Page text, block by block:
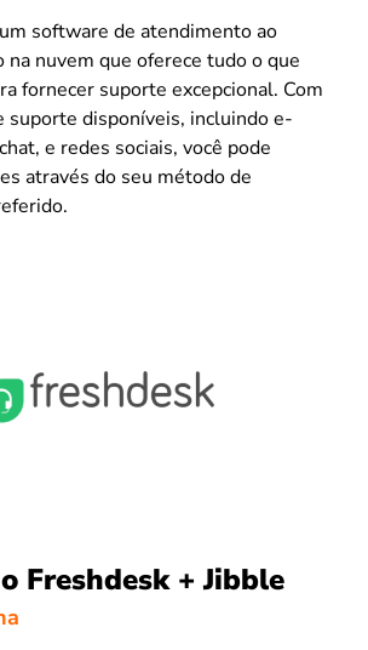
software de atendimento ao
na nuvem que oferece tudo o que
fornecer suporte excepcional. Com
suporte disponíveis, incluindo e-
e redes sociais, você pode
através do seu método de
Freshdesk + Jibble